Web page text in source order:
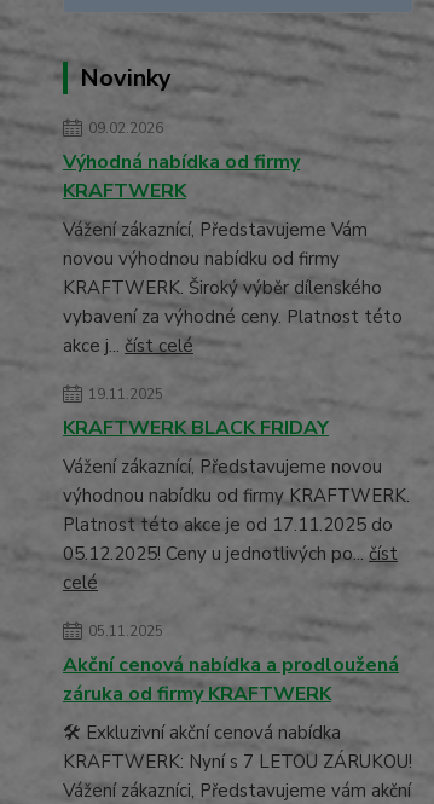
Novinky
09.02.2026
Výhodná nabídka od firmy
KRAFTWERK
Vážení zákaznící, Představujeme Vám
novou výhodnou nabídku od firmy
KRAFTWERK. Široký výběr dílenského
vybavení za výhodné ceny. Platnost této
akce j... číst celé
19.11.2025
KRAFTWERK BLACK FRIDAY
Vážení zákaznící, Představujeme novou
výhodnou nabídku od firmy KRAFTWERK.
Platnost této akce je od 17.11.2025 do
05.12.2025! Ceny u jednotlivých po... číst
celé
05.11.2025
Akční cenová nabídka a prodloužená
záruka od firmy KRAFTWERK
🛠️ Exkluzivní akční cenová nabídka
KRAFTWERK: Nyní s 7 LETOU ZÁRUKOU!
Vážení zákazníci, Představujeme vám akční